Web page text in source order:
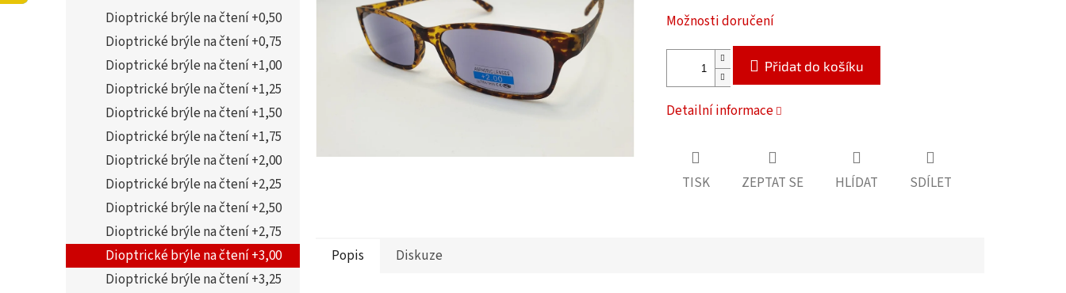
Dioptrické brýle na čtení +0,50
Dioptrické brýle na čtení +0,75
Dioptrické brýle na čtení +1,00
Dioptrické brýle na čtení +1,25
Dioptrické brýle na čtení +1,50
Dioptrické brýle na čtení +1,75
Dioptrické brýle na čtení +2,00
Dioptrické brýle na čtení +2,25
Dioptrické brýle na čtení +2,50
Dioptrické brýle na čtení +2,75
Dioptrické brýle na čtení +3,00
Dioptrické brýle na čtení +3,25
hvězdiček.
Možnosti doručení
Přidat do košíku
Detailní informace
TISK ZEPTAT SE HLÍDAT SDÍLET
Popis Diskuze